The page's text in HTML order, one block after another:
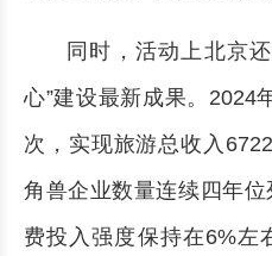
同时，活动上北京
心”建设最新成果。2024
次，实现旅游总收入
角兽企业数量连续四年
费投入强度保持在6%左